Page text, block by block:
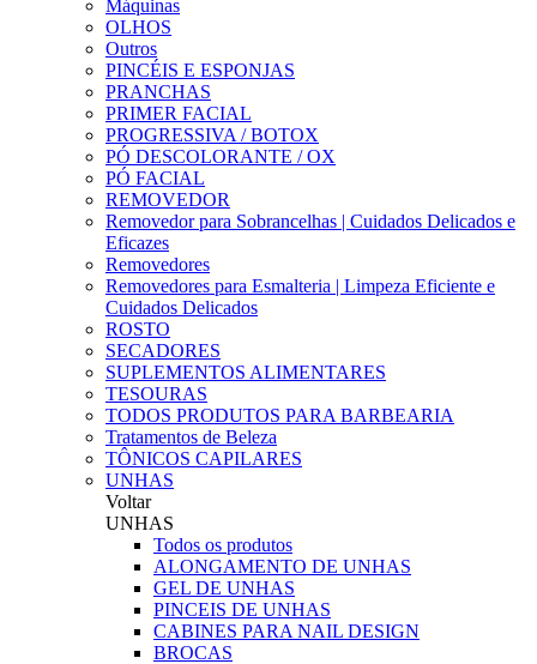
Máquinas
OLHOS
Outros
PINCÉIS E ESPONJAS
PRANCHAS
PRIMER FACIAL
PROGRESSIVA / BOTOX
PÓ DESCOLORANTE / OX
PÓ FACIAL
REMOVEDOR
Removedor para Sobrancelhas | Cuidados Delicados e
Eficazes
Removedores
Removedores para Esmalteria | Limpeza Eficiente e
Cuidados Delicados
ROSTO
SECADORES
SUPLEMENTOS ALIMENTARES
TESOURAS
TODOS PRODUTOS PARA BARBEARIA
Tratamentos de Beleza
TÔNICOS CAPILARES
UNHAS
Voltar
UNHAS
Todos os produtos
ALONGAMENTO DE UNHAS
GEL DE UNHAS
PINCEIS DE UNHAS
CABINES PARA NAIL DESIGN
BROCAS